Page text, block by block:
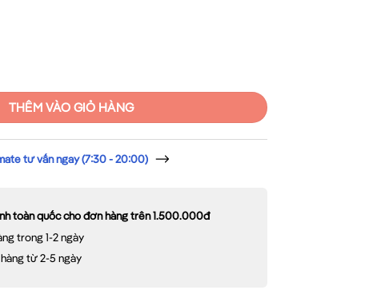
2 bóng 1.2m ballast điện tử, chân màu xanh (chưa có bóng) MPE EBT 236/
THÊM VÀO GIỎ HÀNG
tư vấn ngay (7:30 - 20:00)
toàn quốc cho đơn hàng trên 1.500.000đ
trong 1-2 ngày
từ 2-5 ngày